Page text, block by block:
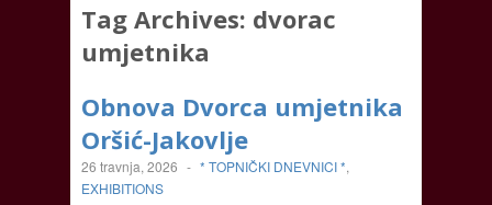
Tag Archives: dvorac
umjetnika
Obnova Dvorca umjetnika
Oršić-Jakovlje
26 travnja, 2026 - * TOPNIČKI DNEVNICI *,
EXHIBITIONS